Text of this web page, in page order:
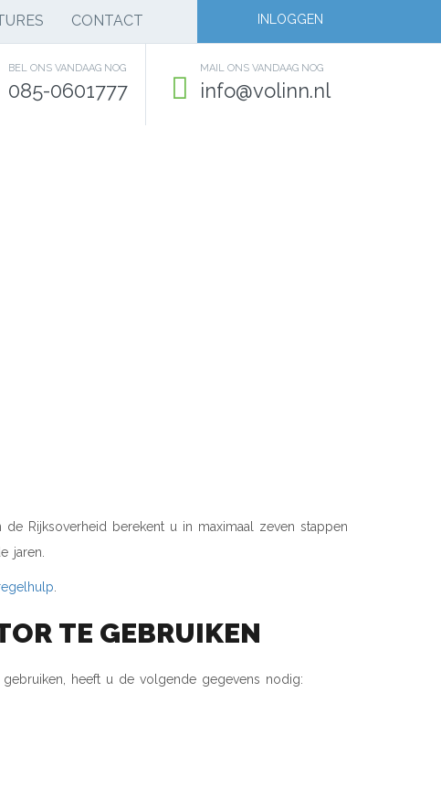
CONTACT INLOGGEN
MAIL ONS VANDAAG NOG
info@volinn.nl
BEL ONS VANDAAG NOG
085-0601777
Rijksoverheid berekent u in maximaal zeven stappen
jaren.
TE GEBRUIKEN
heeft u de volgende gegevens nodig: